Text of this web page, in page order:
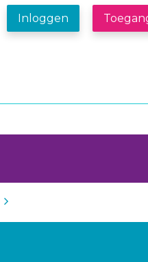
Inloggen